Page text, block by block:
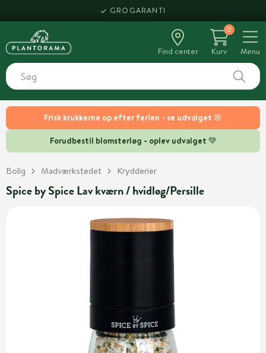
Frisk krukkerne op efter ferien - se udvalget 🌸
Forudbestil blomsterløg - oplev udvalget 💚
GROGARANTI
Find center
0
Kurv
Menu
Bolig Madværkstedet Krydderier
Spice by Spice Lav kværn / hvidløg/Persille